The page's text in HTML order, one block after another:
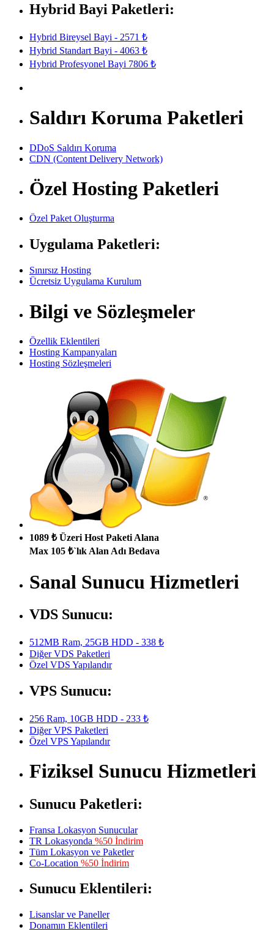
Hybrid Bayi Paketleri:
Hybrid Bireysel Bayi - 2571 ₺
Hybrid Standart Bayi - 4063 ₺
Hybrid Profesyonel Bayi 7806 ₺
Saldırı Koruma Paketleri
DDoS Saldırı Koruma
CDN (Content Delivery Network)
Özel Hosting Paketleri
Özel Paket Oluşturma
Uygulama Paketleri:
Sınırsız Hosting
Ücretsiz Uygulama Kurulum
Bilgi ve Sözleşmeler
Özellik Eklentileri
Hosting Kampanyaları
Hosting Sözleşmeleri
1089 ₺ Üzeri Host Paketi Alana
Max 105 ₺`lık Alan Adı Bedava
Sanal Sunucu Hizmetleri
VDS Sunucu:
512MB Ram, 25GB HDD - 338 ₺
Diğer VDS Paketleri
Özel VDS Yapılandır
VPS Sunucu:
256 Ram, 10GB HDD - 233 ₺
Diğer VPS Paketleri
Özel VPS Yapılandır
Fiziksel Sunucu Hizmetleri
Sunucu Paketleri:
Fransa Lokasyon Sunucular
TR Lokasyonda %50 İndirim
Tüm Lokasyon ve Paketler
Co-Location %50 İndirim
Sunucu Eklentileri:
Lisanslar ve Paneller
Donamın Eklentileri